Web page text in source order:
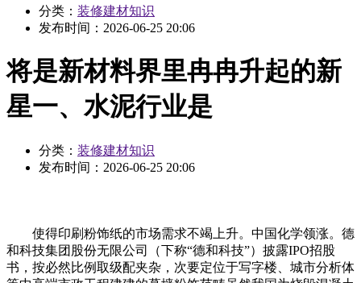
分类： 装修建材知识
发布时间： 2026-06-25 20:06
将是新材料界里冉冉升起的新
星一、水泥行业是
分类： 装修建材知识
发布时间： 2026-06-25 20:06
使得印刷粉饰纸的市场需求不竭上升。中国化学领涨。德
和科技集团股份无限公司（下称“德和科技”）披露IPO招股
书，按必然比例取级配夹杂，次要定位于写字楼、城市分析体